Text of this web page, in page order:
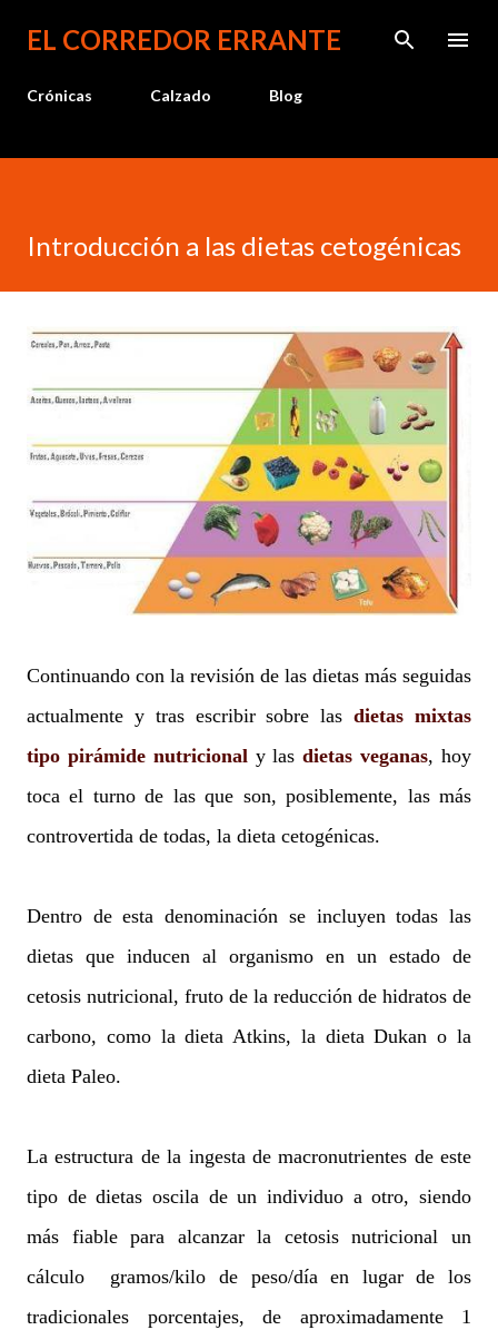
Ir al contenido principal
EL CORREDOR ERRANTE
Crónicas Calzado Blog
Introducción a las dietas cetogénicas
Continuando con la revisión de las dietas más seguidas
actualmente y tras escribir sobre lasdietas mixtas
tipo pirámide nutricionaly lasdietas veganas, hoy
toca el turno de las que son, posiblemente, las más
controvertida de todas, la dieta cetogénicas.
Dentro de esta denominación se incluyen todas las
dietas que inducen al organismo en un estado de
cetosis nutricional, fruto de la reducción de hidratos de
carbono, como la dieta Atkins, la dieta Dukan o la
dieta Paleo.
La estructura de la ingesta de macronutrientes de este
tipo de dietas oscila de un individuo a otro, siendo
más fiable para alcanzar la cetosis nutricional un
cálculo gramos/kilo de peso/día en lugar de los
tradicionales porcentajes, de aproximadamente 1